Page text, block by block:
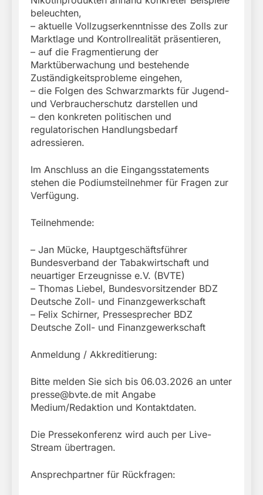
beleuchten,
– aktuelle Vollzugserkenntnisse des Zolls zur
Marktlage und Kontrollrealität präsentieren,
– auf die Fragmentierung der
Marktüberwachung und bestehende
Zuständigkeitsprobleme eingehen,
– die Folgen des Schwarzmarkts für Jugend-
und Verbraucherschutz darstellen und
– den konkreten politischen und
regulatorischen Handlungsbedarf
adressieren.
Im Anschluss an die Eingangsstatements
stehen die Podiumsteilnehmer für Fragen zur
Verfügung.
Teilnehmende:
– Jan Mücke, Hauptgeschäftsführer
Bundesverband der Tabakwirtschaft und
neuartiger Erzeugnisse e.V. (BVTE)
– Thomas Liebel, Bundesvorsitzender BDZ
Deutsche Zoll- und Finanzgewerkschaft
– Felix Schirner, Pressesprecher BDZ
Deutsche Zoll- und Finanzgewerkschaft
Anmeldung / Akkreditierung:
Bitte melden Sie sich bis 06.03.2026 an unter
presse@bvte.de mit Angabe
Medium/Redaktion und Kontaktdaten.
Die Pressekonferenz wird auch per Live-
Stream übertragen.
Ansprechpartner für Rückfragen: